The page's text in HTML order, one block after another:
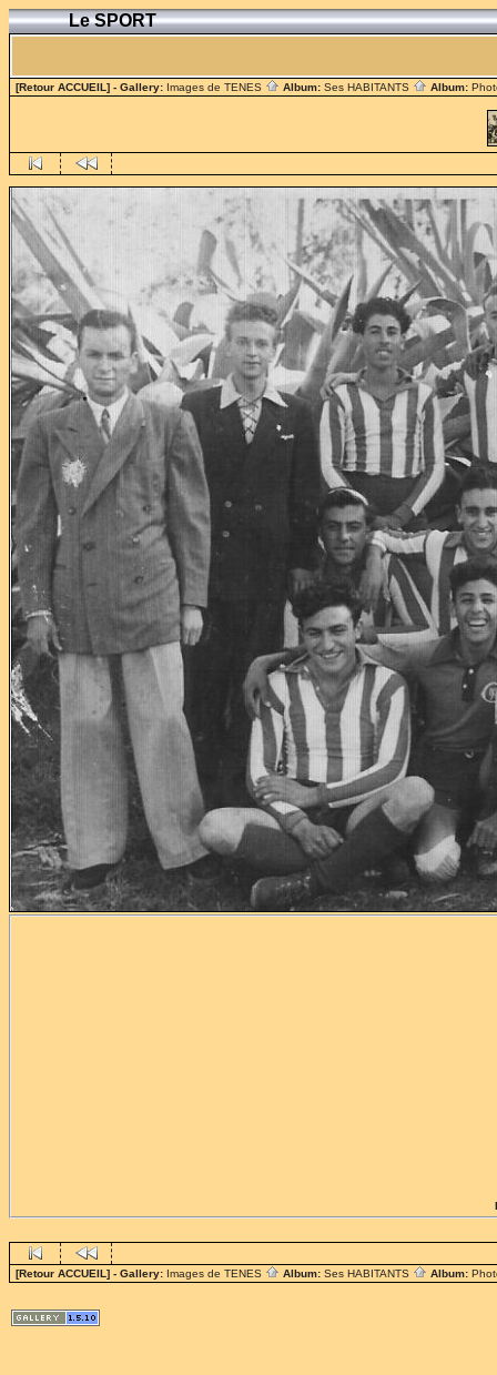
Le SPORT
[Retour ACCUEIL] - Gallery: Images de TENES Album: Ses HABITANTS Album:
[Retour ACCUEIL] - Gallery: Images de TENES Album: Ses HABITANTS Album: